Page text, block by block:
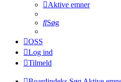
Aktive emner
Søg
OSS
Log ind
Tilmeld